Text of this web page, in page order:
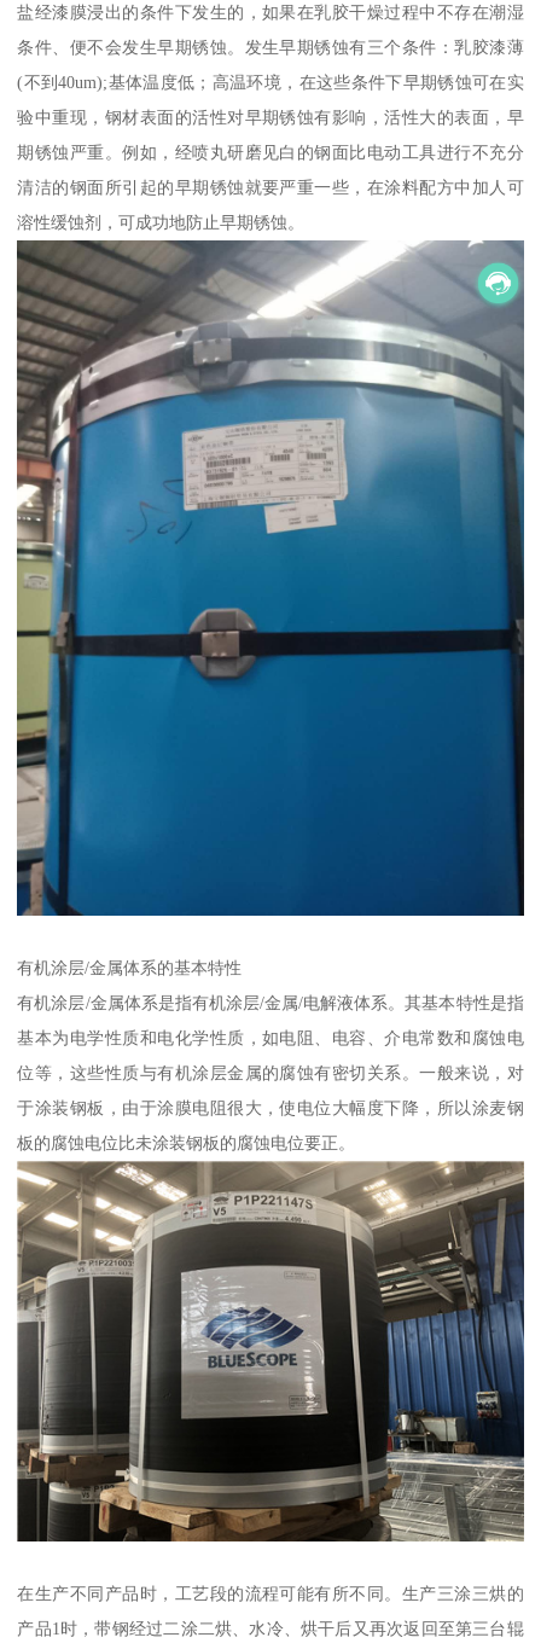
盐经漆膜浸出的条件下发生的，如果在乳胶干燥过程中不存在潮湿
条件、便不会发生早期锈蚀。发生早期锈蚀有三个条件：乳胶漆薄
(不到40um);基体温度低；高温环境，在这些条件下早期锈蚀可在实
验中重现，钢材表面的活性对早期锈蚀有影响，活性大的表面，早
期锈蚀严重。例如，经喷丸研磨见白的钢面比电动工具进行不充分
清洁的钢面所引起的早期锈蚀就要严重一些，在涂料配方中加人可
溶性缓蚀剂，可成功地防止早期锈蚀。
有机涂层/金属体系的基本特性
有机涂层/金属体系是指有机涂层/金属/电解液体系。其基本特性是指
基本为电学性质和电化学性质，如电阻、电容、介电常数和腐蚀电
位等，这些性质与有机涂层金属的腐蚀有密切关系。一般来说，对
于涂装钢板，由于涂膜电阻很大，使电位大幅度下降，所以涂麦钢
板的腐蚀电位比未涂装钢板的腐蚀电位要正。
在生产不同产品时，工艺段的流程可能有所不同。生产三涂三烘的
产品1时，带钢经过二涂二烘、水冷、烘干后又再次返回至第三台辊